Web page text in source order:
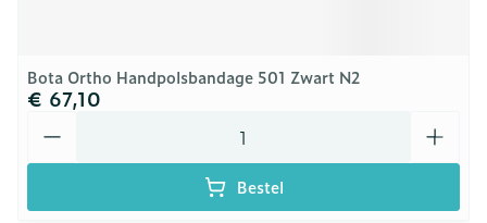
Bota Ortho Handpolsbandage 501 Zwart N2
€ 67,10
Bestel